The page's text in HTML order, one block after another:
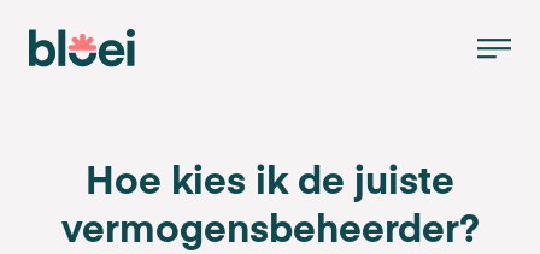
Hoe kies ik de juiste
vermogensbeheerder?